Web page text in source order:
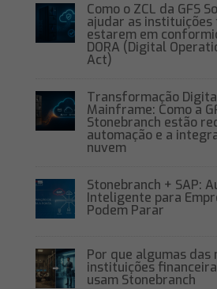
Como o ZCL da GFS
ajudar as instituições
estarem em
DORA (Digital
Act)
Transformação
Mainframe: Como a
Stonebranch estão
automação e a
nuvem
Stonebranch + SAP:
Inteligente para
Podem Parar
Por que algumas das
instituições
usam Stonebranch